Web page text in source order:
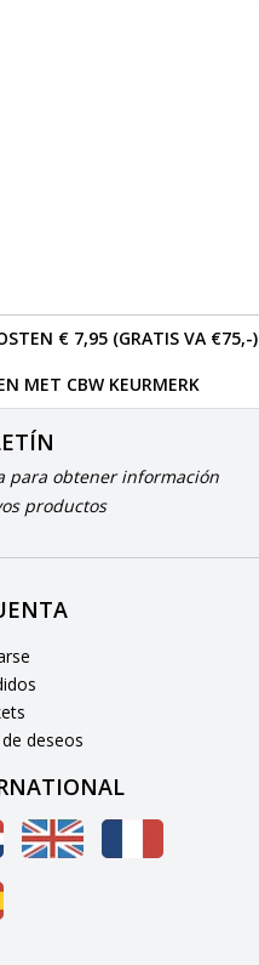
€ 7,95 (GRATIS VA €75,-)
MET CBW KEURMERK
para obtener información
productos
deseos